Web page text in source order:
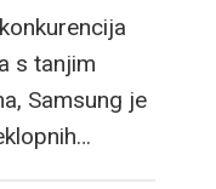
s tanjim
Samsung je